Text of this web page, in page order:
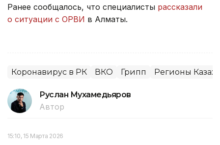
Ранее сообщалось, что специалисты рассказали
о ситуации с ОРВИ в Алматы.
Коронавирус в РК ВКО Грипп Регионы
Руслан Мухамедьяров
Автор
15:10, 15 Марта 2026